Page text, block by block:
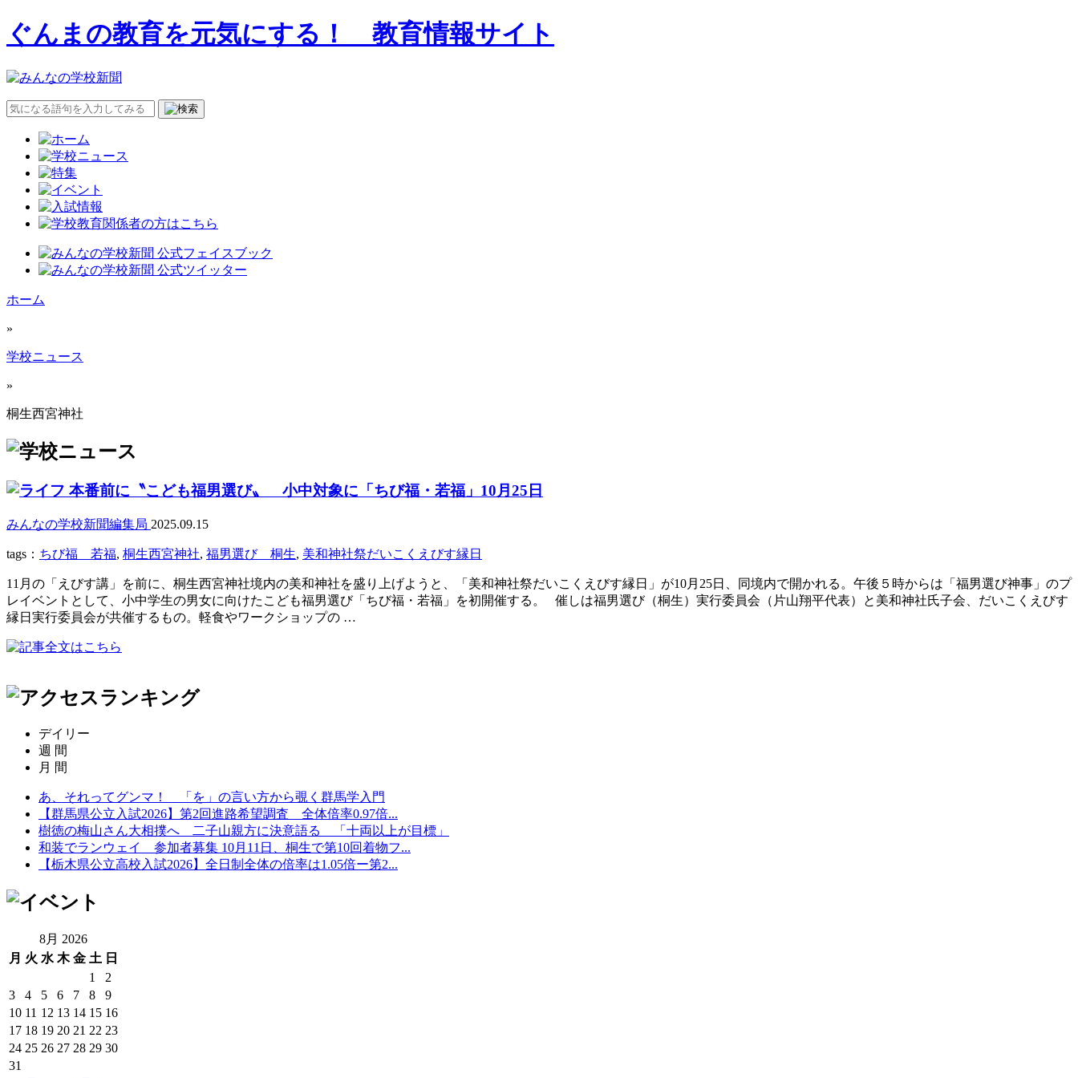
ぐんまの教育を元気にする！ 教育情報サイト
ホーム
»
学校ニュース
»
桐生西宮神社
本番前に〝こども福男選び〟 小中対象に「ちび福・若福」10月25日
みんなの学校新聞編集局 2025.09.15
tags： ちび福 若福, 桐生西宮神社, 福男選び 桐生, 美和神社祭だいこくえびす縁日
11月の「えびす講」を前に、桐生西宮神社境内の美和神社を盛り上げようと、「美和神社祭だいこくえびす縁日」が10月25日、同境内で開かれる。午後５時からは「福男選び神事」のプ
レイベントとして、小中学生の男女に向けたこども福男選び「ちび福・若福」を初開催する。 催しは福男選び（桐生）実行委員会（片山翔平代表）と美和神社氏子会、だいこくえびす
縁日実行委員会が共催するもの。軽食やワークショップの …
デイリー
週 間
月 間
あ、それってグンマ！ 「を」の言い方から覗く群馬学入門
【群馬県公立入試2026】第2回進路希望調査 全体倍率0.97倍...
樹徳の梅山さん大相撲へ 二子山親方に決意語る 「十両以上が目標」
和装でランウェイ 参加者募集 10月11日、桐生で第10回着物フ...
【栃木県公立高校入試2026】全日制全体の倍率は1.05倍ー第2...
8月 2026
月 火 水 木 金 土 日
1
2
3
4 5 6 7 8
9
10 11 12 13 14 15 16
17 18 19 20 21 22 23
24 25 26 27 28 29 30
31